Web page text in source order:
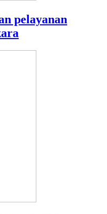
pelayanan